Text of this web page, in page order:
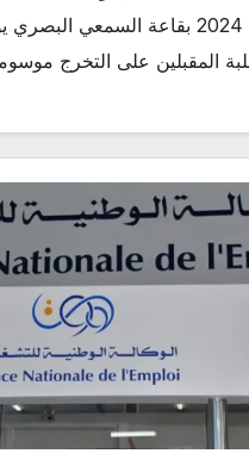
14 فيفري 2024 بقاعة السمعي
المقبلين على التخرج